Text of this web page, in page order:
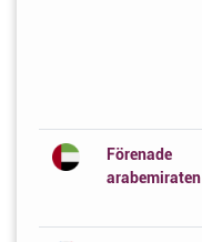
Förenade
arabemiraten